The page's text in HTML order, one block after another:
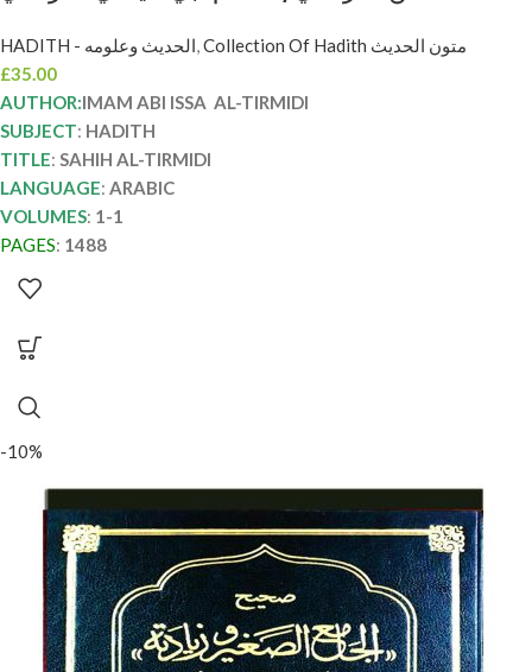
HADITH - الحديث وعلومه,
Collection Of Hadith متون الحديث
£35.00
AUTHOR:IMAM ABI ISSA AL-TIRMIDI
SUBJECT: HADITH
TITLE: SAHIH AL-TIRMIDI
LANGUAGE: ARABIC
VOLUMES: 1-1
PAGES: 1488
-10%